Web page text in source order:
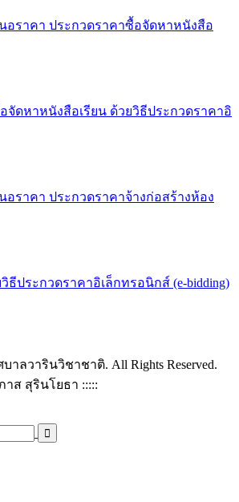
อราคา ประกวดราคาซื้อจัดหาหนังสือ
จัดหาหนังสือเรียน ด้วยวิธีประกวดราคาอิ
อราคา ประกวดราคาจ้างก่อสร้างห้อง
ธีประกวดราคาอิเล็กทรอนิกส์ (e-bidding)
บาลวารินวิชาชาติ. All Rights Reserved.
าส สุรินโยธา :::::